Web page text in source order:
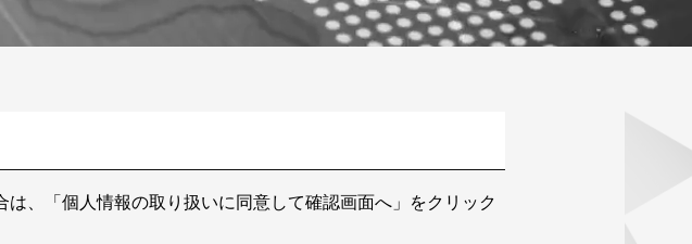
、「個人情報の取り扱いに同意して確認画面へ」をクリック